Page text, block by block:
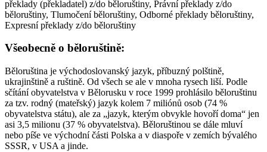
překlady (překladatel) z/do běloruštiny, Právní překlady z/do
běloruštiny, Tlumočení běloruštiny, Odborné překlady běloruštiny,
Expresní překlady z/do běloruštiny
Všeobecně o běloruštině:
Běloruština je východoslovanský jazyk, příbuzný polštině,
ukrajinštině a ruštině. Od všech se ale v mnoha rysech liší. Podle
sčítání obyvatelstva v Bělorusku v roce 1999 prohlásilo běloruštinu
za tzv. rodný (mateřský) jazyk kolem 7 miliónů osob (74 %
obyvatelstva státu), ale za „jazyk, kterým obvykle hovoří doma“ jen
asi 3,5 milionu (37 % obyvatelstva). Běloruštinou se dále mluví
nebo píše ve východní části Polska a v diaspoře v zemích bývalého
SSSR, v USA a jinde.